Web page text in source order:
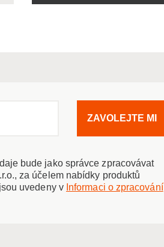
bude jako správce zpracovávat
za účelem nabídky produktů
uvedeny v Informaci o zpracování
ZAVOLEJTE MI